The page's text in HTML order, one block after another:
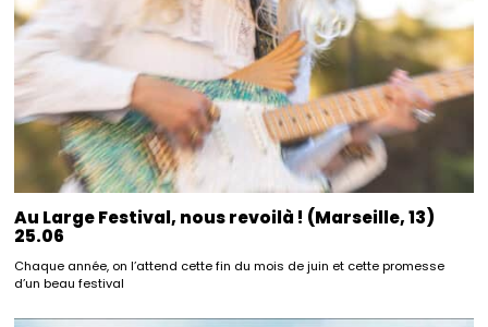
Au Large Festival, nous revoilà ! (Marseille, 13)
25.06
Chaque année, on l’attend cette fin du mois de juin et cette promesse
d’un beau festival